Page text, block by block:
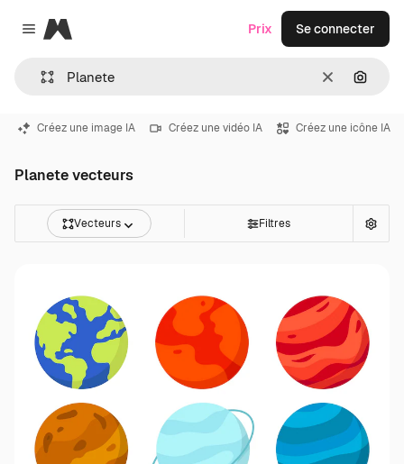
Close menu
Magnific
Effacer
Prix Se connecter
Créez une image IA Créez une vidéo IA Créez une icône IA
Planete vecteurs
Vecteurs Filtres